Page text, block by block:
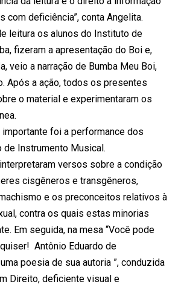
com deficiência”, conta Angelita.
leitura os alunos do Instituto de
fizeram a apresentação do Boi e,
veio a narração de Bumba Meu Boi,
Após a ação, todos os presentes
o material e experimentaram os
importante foi a performance dos
de Instrumento Musical.
versos sobre a condição
cisgêneros e transgêneros,
e os preconceitos relativos à
contra os quais estas minorias
Em seguida, na mesa “Você pode
Antônio Eduardo de
poesia de sua autoria ”, conduzida
Direito, deficiente visual e